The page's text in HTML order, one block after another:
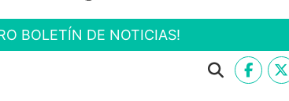
BOLETÍN DE NOTICIAS!